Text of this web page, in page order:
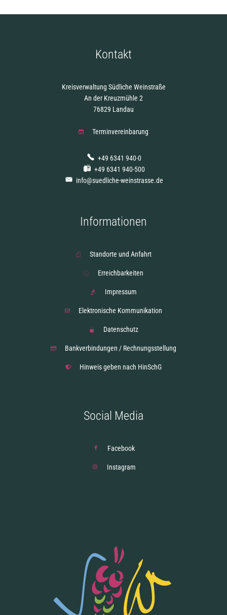
Kontakt
Kreisverwaltung Südliche Weinstraße
An der Kreuzmühle 2
76829 Landau
Terminvereinbarung
+49 6341 940-0
+49 6341 940-500
info@suedliche-weinstrasse.de
Informationen
Standorte und Anfahrt
Erreichbarkeiten
Impressum
Elektronische Kommunikation
Datenschutz
Bankverbindungen / Rechnungsstellung
Hinweis geben nach HinSchG
Social Media
Facebook
Instagram